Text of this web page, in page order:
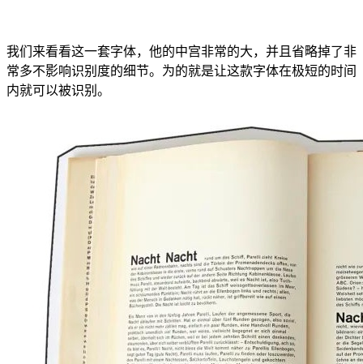
我们来看看这一套字体，他的中宫非常的大，并且省略掉了非
常多不影响识别度的细节。为的就是让这款字体在极短的时间
内就可以被识别。